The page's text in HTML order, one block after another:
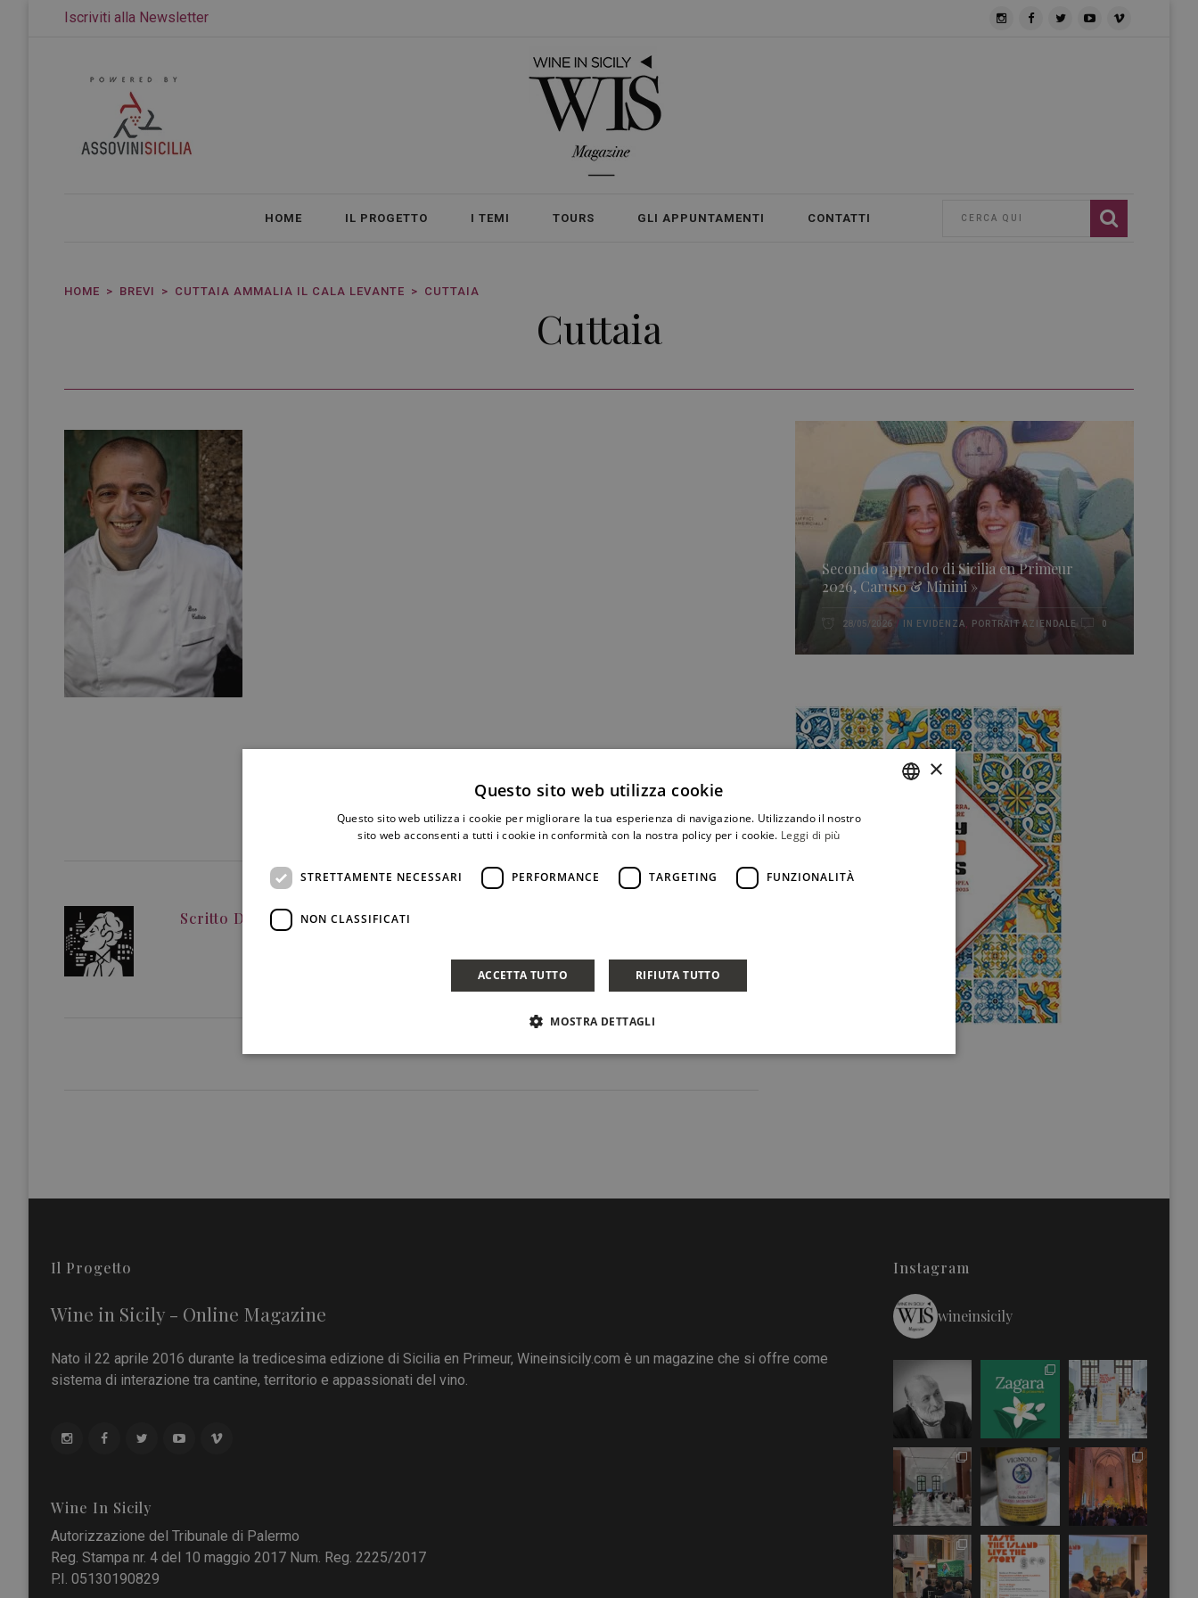
Iscriviti alla Newsletter
HOME IL PROGETTO I TEMI TOURS GLI APPUNTAMENTI CONTATTI
HOME BREVI CUTTAIA AMMALIA IL CALA LEVANTE CUTTAIA
Cuttaia
Condividi Post
Scritto Da Redazione
Secondo approdo di Sicilia en Primeur
2026, Caruso & Minini »
28/05/2026 IN EVIDENZA PORTRAIT AZIENDALE 0
Il Progetto
Wine in Sicily - Online Magazine
Nato il 22 aprile 2016 durante la tredicesima edizione di Sicilia en Primeur, Wineinsicily.com è un magazine che si offre come
sistema di interazione tra cantine, territorio e appassionati del vino.
Wine In Sicily
Autorizzazione del Tribunale di Palermo
Reg. Stampa nr. 4 del 10 maggio 2017 Num. Reg. 2225/2017
P.I. 05130190829
Instagram
wineinsicily
×
Questo sito web utilizza cookie
Questo sito web utilizza i cookie per migliorare la tua esperienza di navigazione. Utilizzando il nostro
sito web acconsenti a tutti i cookie in conformità con la nostra policy per i cookie. Leggi di più
STRETTAMENTE NECESSARI PERFORMANCE TARGETING FUNZIONALITÀ
NON CLASSIFICATI
ACCETTA TUTTO RIFIUTA TUTTO
MOSTRA DETTAGLI